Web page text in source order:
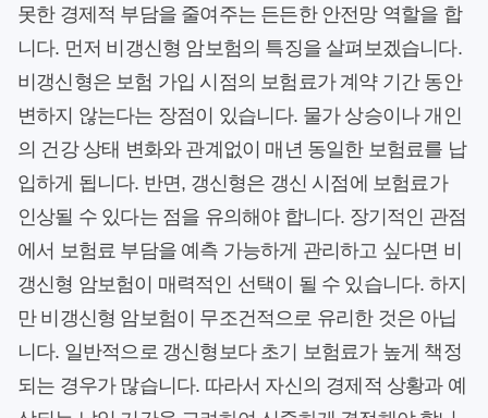
못한 경제적 부담을 줄여주는 든든한 안전망 역할을 합
니다. 먼저 비갱신형 암보험의 특징을 살펴보겠습니다.
비갱신형은 보험 가입 시점의 보험료가 계약 기간 동안
변하지 않는다는 장점이 있습니다. 물가 상승이나 개인
의 건강 상태 변화와 관계없이 매년 동일한 보험료를 납
입하게 됩니다. 반면, 갱신형은 갱신 시점에 보험료가
인상될 수 있다는 점을 유의해야 합니다. 장기적인 관점
에서 보험료 부담을 예측 가능하게 관리하고 싶다면 비
갱신형 암보험이 매력적인 선택이 될 수 있습니다. 하지
만 비갱신형 암보험이 무조건적으로 유리한 것은 아닙
니다. 일반적으로 갱신형보다 초기 보험료가 높게 책정
되는 경우가 많습니다. 따라서 자신의 경제적 상황과 예